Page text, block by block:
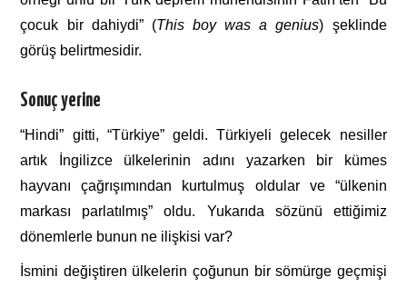
çocuk bir dahiydi” (This boy was a genius) şeklinde
görüş belirtmesidir.
Sonuç yerine
“Hindi” gitti, “Türkiye” geldi. Türkiyeli gelecek nesiller
artık İngilizce ülkelerinin adını yazarken bir kümes
hayvanı çağrışımından kurtulmuş oldular ve “ülkenin
markası parlatılmış” oldu. Yukarıda sözünü ettiğimiz
dönemlerle bunun ne ilişkisi var?
İsmini değiştiren ülkelerin çoğunun bir sömürge geçmişi